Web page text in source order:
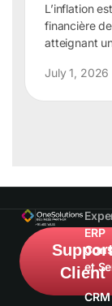
L’inflation
financière
atteignant
July 1, 2026
Client
ERP
et
CRM